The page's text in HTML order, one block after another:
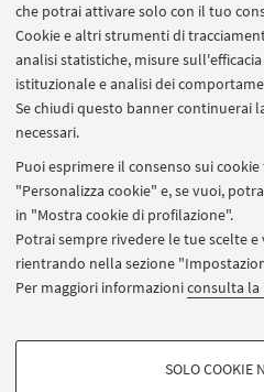
che potrai attivare solo con il tuo
Cookie e altri strumenti di
analisi statistiche, misure
istituzionale e analisi dei
Se chiudi questo banner continuerai
necessari.
Puoi esprimere il consenso sui
"Personalizza cookie" e, se vuoi,
in "Mostra cookie di profilazione".
Potrai sempre rivedere le tue scelte
rientrando nella sezione
Per maggiori informazioniconsulta la
COOKIE DI PROFILAZIONE -
SOLO COOKIE
Iscriviti dal bottone in alto. Il
dell'evento, recati nel luogo
dell'orario di inizio.
NEL FRATTEMPO, SCOPRI
DEL CORSO PRESENTATO
Economics of tourism and
cdl.etac@unibo.it